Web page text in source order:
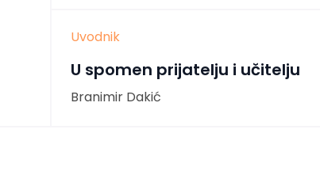
Uvodnik
U spomen prijatelju i učitelju
Branimir Dakić